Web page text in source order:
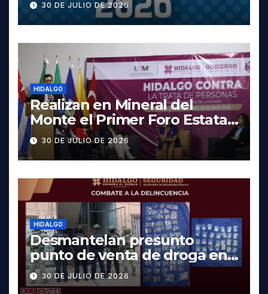
fechas y los precios
30 DE JULIO DE 2026
HIDALGO
Realizan en Mineral del
Monte el Primer Foro Estatal
contra la Trata de Personas
30 DE JULIO DE 2026
HIDALGO
Desmantelan presunto
punto de venta de droga en
Pachuca; hay dos detenidos
30 DE JULIO DE 2026